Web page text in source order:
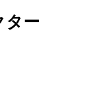
ター